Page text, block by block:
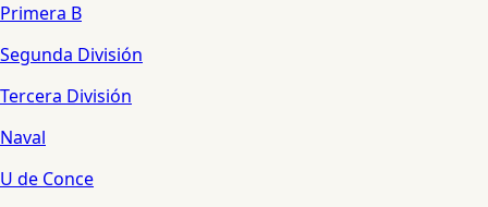
Primera B
Segunda División
Tercera División
Naval
U de Conce